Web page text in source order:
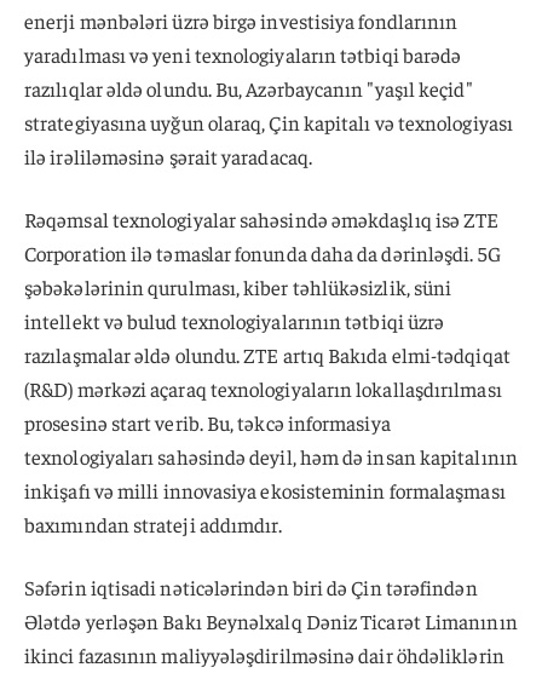
enerji mənbələri üzrə birgə investisiya fondlarının
yaradılması və yeni texnologiyaların tətbiqi barədə
razılıqlar əldə olundu. Bu, Azərbaycanın "yaşıl keçid"
strategiyasına uyğun olaraq, Çin kapitalı və texnologiyası
ilə irəliləməsinə şərait yaradacaq.
Rəqəmsal texnologiyalar sahəsində əməkdaşlıq isə ZTE
Corporation ilə təmaslar fonunda daha da dərinləşdi. 5G
şəbəkələrinin qurulması, kiber təhlükəsizlik, süni
intellekt və bulud texnologiyalarının tətbiqi üzrə
razılaşmalar əldə olundu. ZTE artıq Bakıda elmi-tədqiqat
(R&D) mərkəzi açaraq texnologiyaların lokallaşdırılması
prosesinə start verib. Bu, təkcə informasiya
texnologiyaları sahəsində deyil, həm də insan kapitalının
inkişafı və milli innovasiya ekosisteminin formalaşması
baxımından strateji addımdır.
Səfərin iqtisadi nəticələrindən biri də Çin tərəfindən
Ələtdə yerləşən Bakı Beynəlxalq Dəniz Ticarət Limanının
ikinci fazasının maliyyələşdirilməsinə dair öhdəliklərin